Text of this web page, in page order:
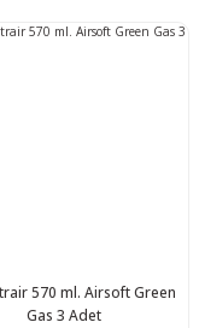
570 ml. Airsoft Green
Gas 3 Adet